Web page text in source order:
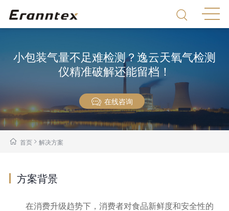
小包装气量不足难检测？逸云天氧气检测
仪精准破解还能留档！
在线咨询
首页> 解决方案
方案背景
在消费升级趋势下，消费者对食品新鲜度和安全性的